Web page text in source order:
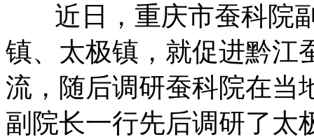
近日，重庆市蚕科院副
镇、太极镇，就促进黔江
流，随后调研蚕科院在当
副院长一行先后调研了太